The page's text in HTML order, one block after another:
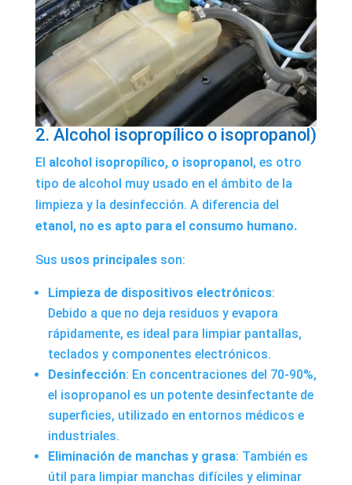
2. Alcohol isopropílico o isopropanol)
El alcohol isopropílico, o isopropanol, es otro
tipo de alcohol muy usado en el ámbito de la
limpieza y la desinfección. A diferencia del
etanol, no es apto para el consumo humano.
Sus usos principalesson:
Limpieza de dispositivos electrónicos:
Debido a que no deja residuos y evapora
rápidamente, es ideal para limpiar pantallas,
teclados y componentes electrónicos.
Desinfección: En concentraciones del 70-90%,
el isopropanol es un potente desinfectante de
superficies, utilizado en entornos médicos e
industriales.
Eliminación de manchas y grasa: También es
útil para limpiar manchas difíciles y eliminar